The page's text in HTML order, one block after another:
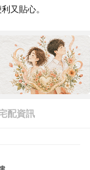
又貼心。
配資訊